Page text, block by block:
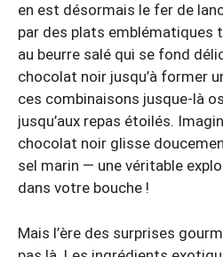
en est désormais le fer de
par des plats emblématiques
au beurre salé qui se fond
chocolat noir jusqu’à former
ces combinaisons jusque-là
jusqu’aux repas étoilés.
chocolat noir glisse
sel marin — une véritable
dans votre bouche !
Mais l’ère des surprises